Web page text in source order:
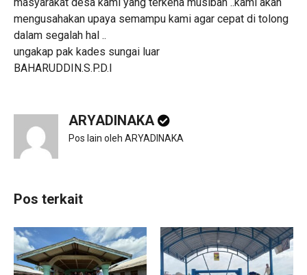
mengusahakan upaya semampu kami agar cepat di tolong
dalam segalah hal ..
ungakap pak kades sungai luar
BAHARUDDIN.S.P.D.I
ARYADINAKA
Pos lain oleh ARYADINAKA
Pos terkait